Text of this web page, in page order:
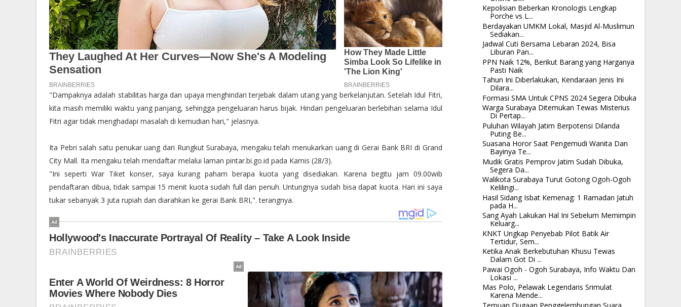
"Dampaknya adalah stabilitas harga dan upaya menghindari terjebak dalam utang yang berkelanjutan. Setelah Idul Fitri,
kita masih memiliki waktu yang panjang, sehingga pengeluaran harus bijak. Hindari pengeluaran berlebihan selama Idul
Fitri agar tidak menghadapi masalah di kemudian hari," jelasnya.
Ita Pebri salah satu penukar uang dari Rungkut Surabaya, mengaku telah menukarkan uang di Gerai Bank BRI di Grand
City Mall. Ita mengaku telah mendaftar melalui laman pintar.bi.go.id pada Kamis (28/3).
"Ini seperti War Tiket konser, saya kurang paham berapa kuota yang disediakan. Karena begitu jam 09.00wib
pendaftaran dibua, tidak sampai 15 menit kuota sudah full dan penuh. Untungnya sudah bisa dapat kuota. Hari ini saya
tukar sebanyak 3 juta rupiah dan diarahkan ke gerai Bank BRI,". terangnya.
Kepolisian Beberkan Kronologis Lengkap
Porche vs L...
Berdayakan UMKM Lokal, Masjid Al-Muslimun
Sediakan...
Jadwal Cuti Bersama Lebaran 2024, Bisa
Liburan Pan...
PPN Naik 12%, Berikut Barang yang Harganya
Pasti Naik
Tahun Ini Diberlakukan, Kendaraan Jenis Ini
Dilara...
Formasi SMA Untuk CPNS 2024 Segera Dibuka
Warga Surabaya Ditemukan Tewas Misterius
Di Pertap...
Puluhan Wilayah Jatim Berpotensi Dilanda
Puting Be...
Suasana Horor Saat Pengemudi Wanita Dan
Bayinya Te...
Mudik Gratis Pemprov Jatim Sudah Dibuka,
Segera Da...
Walikota Surabaya Turut Gotong Ogoh-Ogoh
Kelilingi...
Hasil Sidang Isbat Kemenag: 1 Ramadan Jatuh
pada H...
Sang Ayah Lakukan Hal Ini Sebelum Memimpin
Keluarg...
KNKT Ungkap Penyebab Pilot Batik Air
Tertidur, Sem...
Ketika Anak Berkebutuhan Khusu Tewas
Dalam Got Di ...
Pawai Ogoh - Ogoh Surabaya, Info Waktu Dan
Lokasi ...
Mas Polo, Pelawak Legendaris Srimulat
Karena Mende...
Temuan Dugaan Penggelembungan Suara